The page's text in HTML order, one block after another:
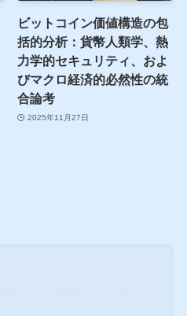
ビットコイン価値構造の包
括的分析：貨幣人類学、熱
力学的セキュリティ、およ
びマクロ経済的必然性の統
合論考
2025年11月27日